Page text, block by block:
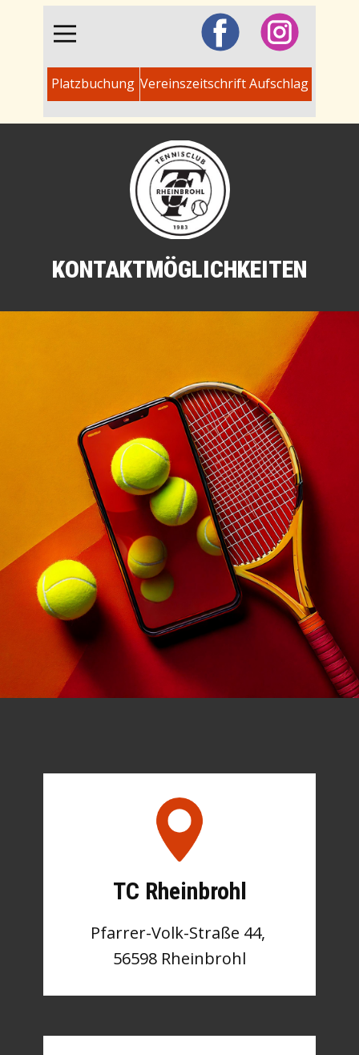
Platzbuchung Vereinszeitschrift Aufschlag
KONTAKTMÖGLICHKEITEN
TC Rheinbrohl
Pfarrer-Volk-Straße 44,
56598 Rheinbrohl